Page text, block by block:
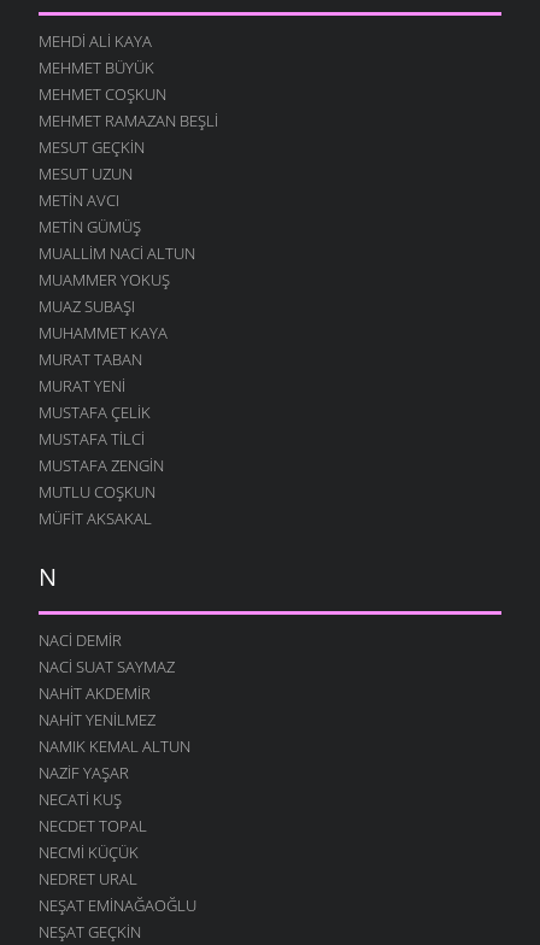
MEHDI ALI KAYA
MEHMET BÜYÜK
MEHMET COŞKUN
MEHMET RAMAZAN BEŞLI
MESUT GEÇKIN
MESUT UZUN
METIN AVCI
METIN GÜMÜŞ
MUALLIM NACI ALTUN
MUAMMER YOKUŞ
MUAZ SUBAŞI
MUHAMMET KAYA
MURAT TABAN
MURAT YENI
MUSTAFA ÇELIK
MUSTAFA TILCI
MUSTAFA ZENGIN
MUTLU COŞKUN
MÜFIT AKSAKAL
N
NACI DEMIR
NACI SUAT SAYMAZ
NAHIT AKDEMIR
NAHIT YENILMEZ
NAMIK KEMAL ALTUN
NAZIF YAŞAR
NECATI KUŞ
NECDET TOPAL
NECMI KÜÇÜK
NEDRET URAL
NEŞAT EMINAĞAOĞLU
NEŞAT GEÇKIN